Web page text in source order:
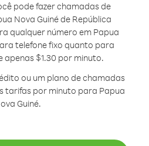
pode fazer chamadas de
Nova Guiné de República
qualquer número em Papua
telefone fixo quanto para
apenas $1.30 por minuto.
ou um plano de chamadas
tarifas por minuto para Papua
Guiné.